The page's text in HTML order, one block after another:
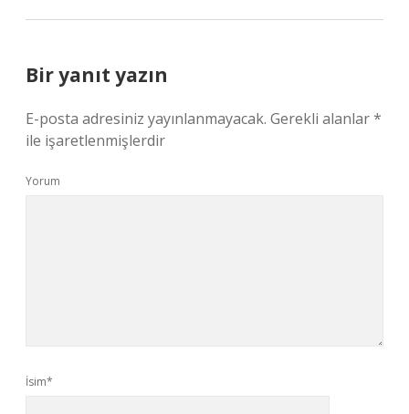
Bir yanıt yazın
E-posta adresiniz yayınlanmayacak. Gerekli alanlar*
ile işaretlenmişlerdir
Yorum
İsim*